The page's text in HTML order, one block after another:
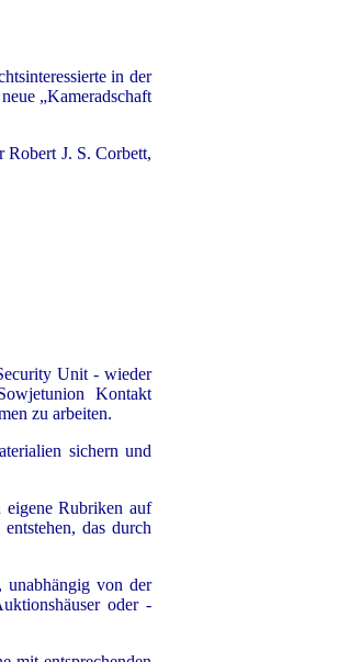
in der
„Kameradschaft
Robert J. S. Corbett,
Unit - wieder
Kontakt
zu arbeiten.
sichern und
eigene Rubriken auf
das durch
unabhängig von der
oder -